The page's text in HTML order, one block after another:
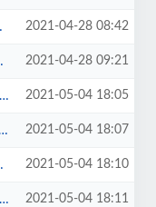
2021-04-28 08:42
2021-04-28 09:21
2021-05-04 18:05
2021-05-04 18:07
2021-05-04 18:10
2021-05-04 18:11